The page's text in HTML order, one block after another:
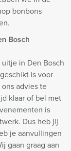
bonbons
Bosch
in Den Bosch
is voor
advies te
klaar of bel met
is
Dus heb jij
je aanvullingen
gaan graag aan